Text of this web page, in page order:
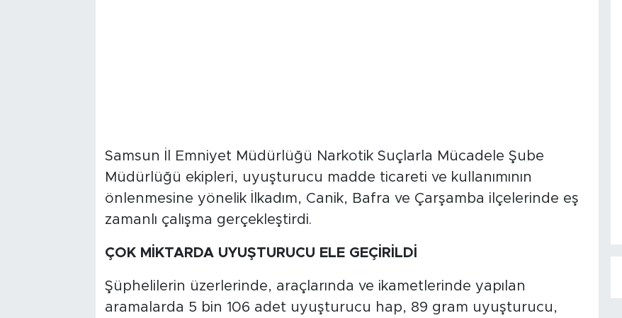
Samsun İl Emniyet Müdürlüğü Narkotik Suçlarla Mücadele Şube
Müdürlüğü ekipleri, uyuşturucu madde ticareti ve kullanımının
önlenmesine yönelik İlkadım, Canik, Bafra ve Çarşamba ilçelerinde eş
zamanlı çalışma gerçekleştirdi.
ÇOK MİKTARDA UYUŞTURUCU ELE GEÇİRİLDİ
Şüphelilerin üzerlerinde, araçlarında ve ikametlerinde yapılan
aramalarda 5 bin 106 adet uyuşturucu hap, 89 gram uyuşturucu,